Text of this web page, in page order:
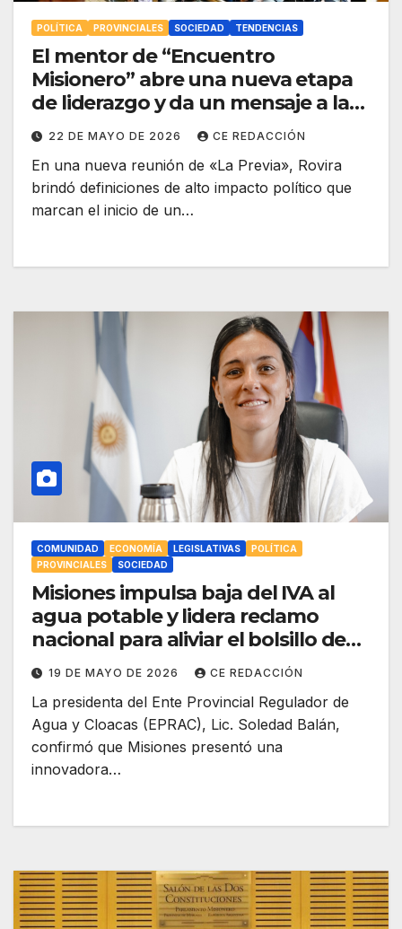
POLÍTICA PROVINCIALES SOCIEDAD TENDENCIAS
El mentor de “Encuentro
Misionero” abre una nueva etapa
de liderazgo y da un mensaje a las
nuevas generaciones
22 DE MAYO DE 2026 CE REDACCIÓN
En una nueva reunión de «La Previa», Rovira
brindó definiciones de alto impacto político que
marcan el inicio de un…
COMUNIDAD ECONOMÍA LEGISLATIVAS
POLÍTICA
PROVINCIALES
SOCIEDAD
Misiones impulsa baja del IVA al
agua potable y lidera reclamo
nacional para aliviar el bolsillo de
las familias
19 DE MAYO DE 2026 CE REDACCIÓN
La presidenta del Ente Provincial Regulador de
Agua y Cloacas (EPRAC), Lic. Soledad Balán,
confirmó que Misiones presentó una
innovadora…